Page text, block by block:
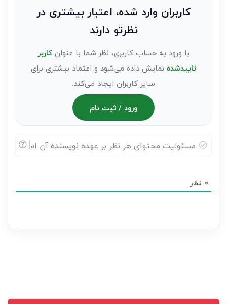
کاربران وارد شده، اعتبار بیشتری در
نظرتو دارند
با ورود به حساب کاربری، نظر شما با عنوانکاربر
تاییدشده نمایش داده می‌شود و اعتماد بیشتری برای
سایر کاربران ایجاد می‌کند.
ورود / ثبت نام
هر
0 نظر